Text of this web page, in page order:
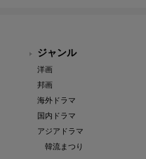
ジャンル
洋画
邦画
海外ドラマ
国内ドラマ
アジアドラマ
韓流まつり